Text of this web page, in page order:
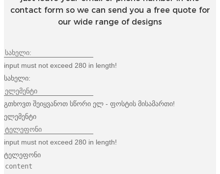
contact form so we can send you a free quote for
our wide range of designs
input must not exceed 280 in length!
სახელი:
გთხოვთ შეიყვანოთ სწორი ელ - ფოსტის მისამართი!
ელემენტი
input must not exceed 280 in length!
ტელეფონი